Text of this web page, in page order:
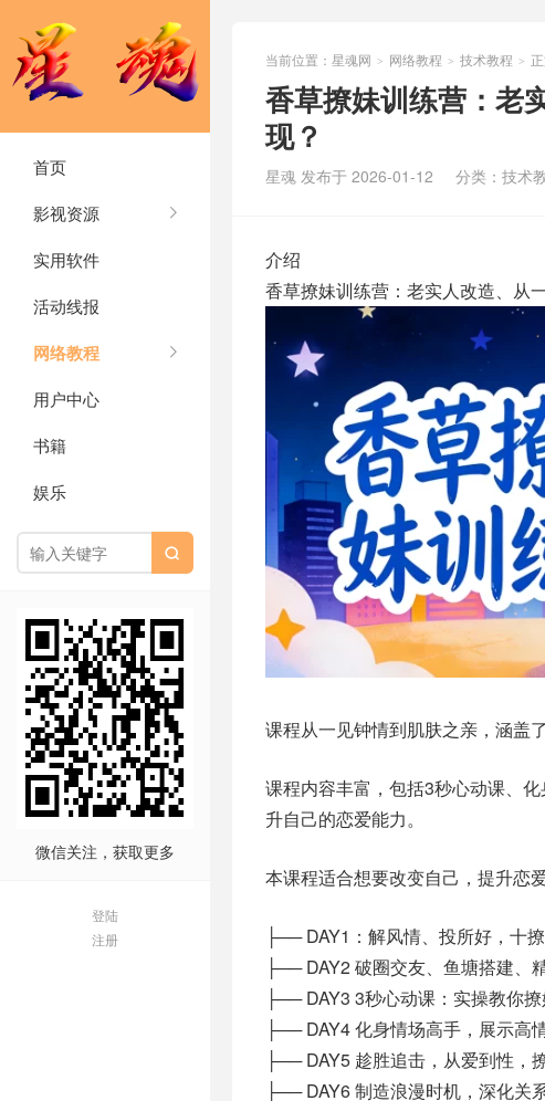
首页
影视资源
实用软件
活动线报
网络教程
用户中心
书籍
娱乐

微信关注，获取更多
登陆
注册
当前位置： 星魂网 > 网络教程 > 技术教程 >
香草撩妹训练营：老
现？
星魂 发布于 2026-01-12 分类： 技术
介绍
香草撩妹训练营：老实人改造、从
课程从一见钟情到肌肤之亲，涵盖
课程内容丰富，包括3秒心动课、
升自己的恋爱能力。
本课程适合想要改变自己，提升恋
├── DAY1：解风情、投所好，十
├── DAY2 破圈交友、鱼塘搭建、
├── DAY3 3秒心动课：实操教你
├── DAY4 化身情场高手，展示高
├── DAY5 趁胜追击，从爱到性，
├── DAY6 制造浪漫时机，深化关